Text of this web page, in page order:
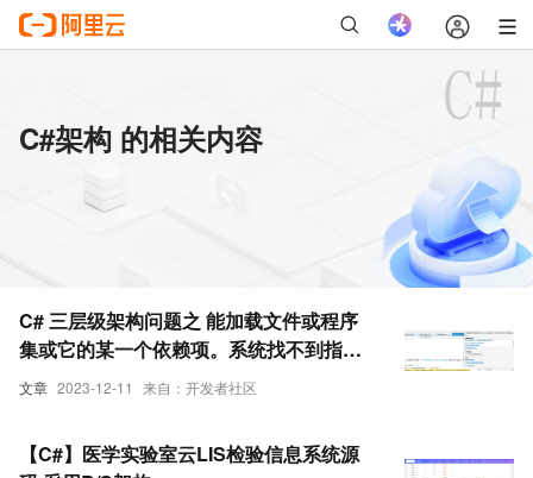
C#架构 的相关内容
文章 2023-12-11 来自：开发者社区
C# 三层级架构问题之 能加载文件或程序
集或它的某一个依赖项。系统找不到指定
的文件
【C#】医学实验室云LIS检验信息系统源